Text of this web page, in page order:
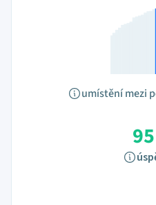
umístění mezi